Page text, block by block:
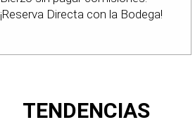
¡Reserva Directa con la Bodega!
TENDENCIAS